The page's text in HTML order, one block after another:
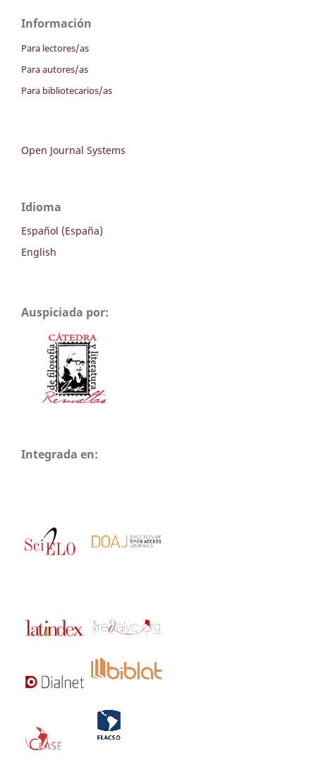
Información
Para lectores/as
Para autores/as
Para bibliotecarios/as
Open Journal Systems
Idioma
Español (España)
English
Auspiciada por:
Integrada en: